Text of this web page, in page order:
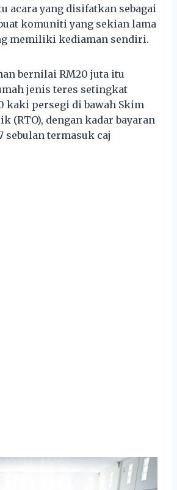
acara yang disifatkan sebagai
komuniti yang sekian lama
memiliki kediaman sendiri.
bernilai RM20 juta itu
jenis teres setingkat
kaki persegi di bawah Skim
(RTO), dengan kadar bayaran
sebulan termasuk caj